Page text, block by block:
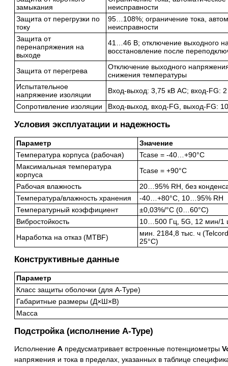
замыкания
неисправности
Защита от перегрузки по
току
95…108%; ограничение тока,
неисправности
Защита от
перенапряжения на
выходе
41…46 В; отключение выходного
восстановление после
Защита от перегрева
Отключение выходного
снижения температуры
Испытательное
напряжение изоляции
Вход-выход: 3,75 кВ AC; вход-FG:
Сопротивление изоляции
Вход-выход, вход-FG, выход-FG:
Условия эксплуатации и надежность
Параметр
Значение
Температура корпуса (рабочая)
Tcase = -40…+90°C
Максимальная температура
корпуса
Tcase = +90°C
Рабочая влажность
20…95% RH, без
Температура/влажность хранения
-40…+80°C, 10…95% RH
Температурный коэффициент
±0,03%/°C (0…60°C)
Вибростойкость
10…500 Гц, 5G, 12 мин/1
Наработка на отказ (MTBF)
мин. 2184,8 тыс. ч
25°C)
Конструктивные данные
Параметр
Класс защиты оболочки (для A-Type)
Габаритные размеры (Д×Ш×В)
Масса
Подстройка (исполнение A-Type)
Исполнение A предусматривает встроенные потенциометры
напряжения и тока в пределах, указанных в таблице